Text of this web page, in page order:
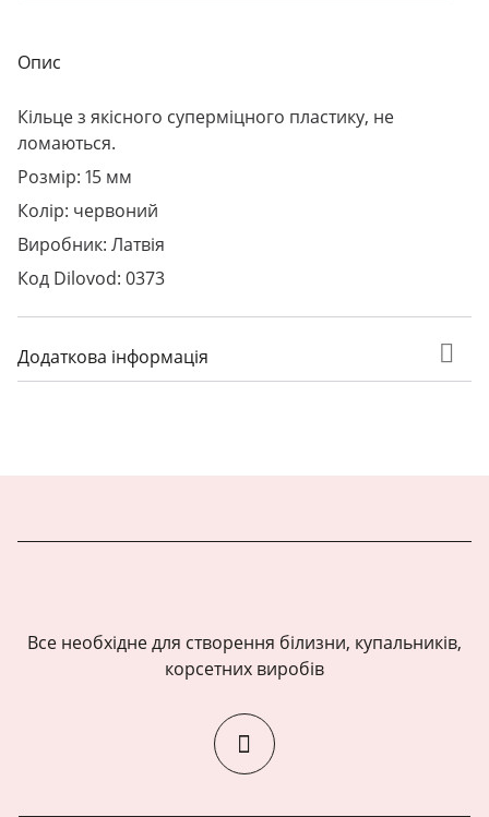
Опис
Кільце з якісного суперміцного пластику, не
ломаються.
Розмір: 15 мм
Колір: червоний
Виробник: Латвія
Код Dilovod: 0373
Додаткова інформація
Все необхідне для створення білизни, купальників,
корсетних виробів